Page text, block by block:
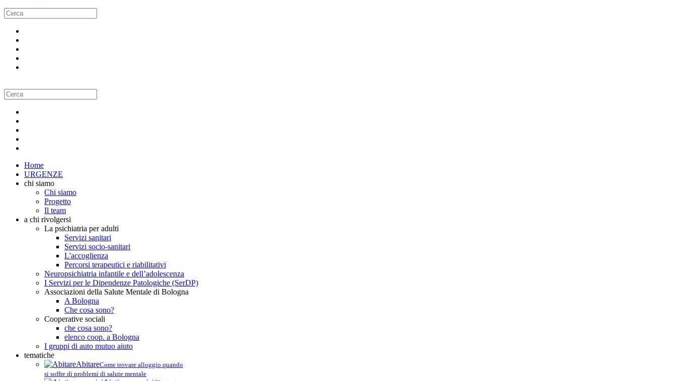
Home
URGENZE
chi siamo
Chi siamo
Progetto
Il team
a chi rivolgersi
La psichiatria per adulti
Servizi sanitari
Servizi socio-sanitari
L'accoglienza
Percorsi terapeutici e riabilitativi
Neuropsichiatria infantile e dell’adolescenza
I Servizi per le Dipendenze Patologiche (SerDP)
Associazioni della Salute Mentale di Bologna
A Bologna
Che cosa sono?
Cooperative sociali
che cosa sono?
elenco coop. a Bologna
I gruppi di auto mutuo aiuto
tematiche
AbitareCome trovare alloggio quando
si soffre di problemi di salute mentale